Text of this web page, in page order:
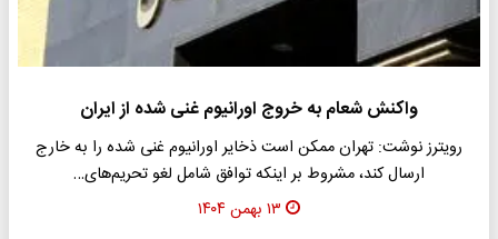
واکنش شعام به خروج اورانیوم غنی شده از ایران
رویترز نوشت: تهران ممکن است ذخایر اورانیوم غنی شده را به خارج
ارسال کند، مشروط بر اینکه توافق شامل لغو تحریم‌های…
۱۳ بهمن ۱۴۰۴